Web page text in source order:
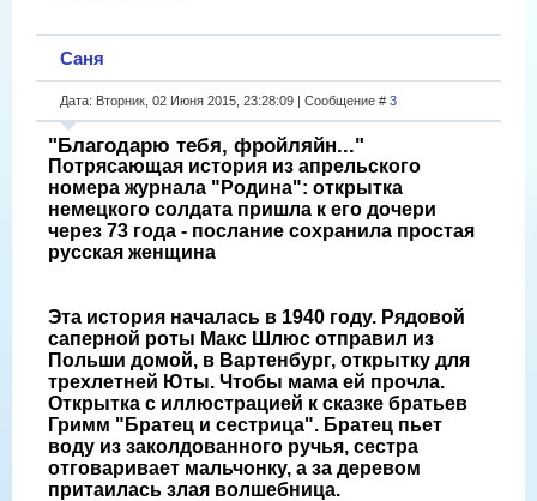
Саня
Дата: Вторник, 02 Июня 2015, 23:28:09 | Сообщение # 3
"Благодарю тебя, фройляйн..."
Потрясающая история из апрельского
номера журнала "Родина": открытка
немецкого солдата пришла к его дочери
через 73 года - послание сохранила простая
русская женщина
Эта история началась в 1940 году. Рядовой
саперной роты Макс Шлюс отправил из
Польши домой, в Вартенбург, открытку для
трехлетней Юты. Чтобы мама ей прочла.
Открытка с иллюстрацией к сказке братьев
Гримм "Братец и сестрица". Братец пьет
воду из заколдованного ручья, сестра
отговаривает мальчонку, а за деревом
притаилась злая волшебница.